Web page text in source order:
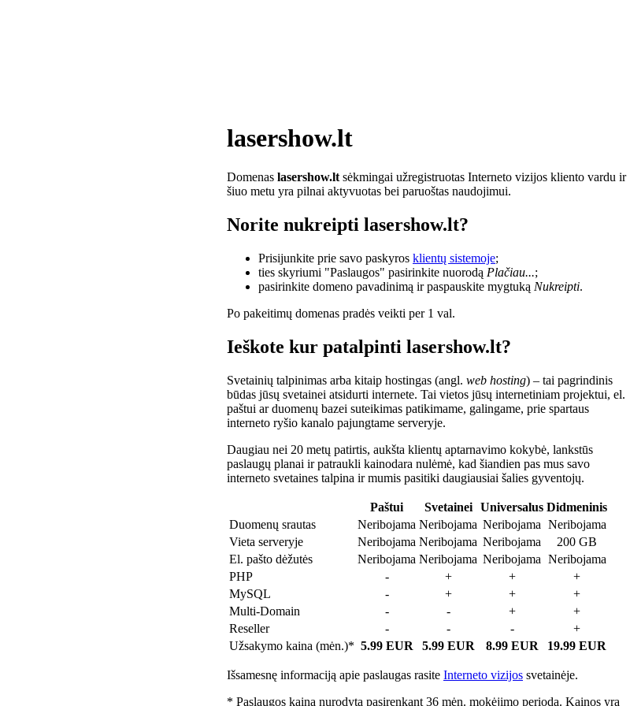
lasershow.lt
Domenas lasershow.lt sėkmingai užregistruotas Interneto vizijos kliento vardu ir
šiuo metu yra pilnai aktyvuotas bei paruoštas naudojimui.
Norite nukreipti lasershow.lt?
Prisijunkite prie savo paskyros klientų sistemoje;
ties skyriumi "Paslaugos" pasirinkite nuorodą Plačiau...;
pasirinkite domeno pavadinimą ir paspauskite mygtuką Nukreipti.
Po pakeitimų domenas pradės veikti per 1 val.
Ieškote kur patalpinti lasershow.lt?
Svetainių talpinimas arba kitaip hostingas (angl. web hosting) – tai pagrindinis
būdas jūsų svetainei atsidurti internete. Tai vietos jūsų internetiniam projektui, el.
paštui ar duomenų bazei suteikimas patikimame, galingame, prie spartaus
interneto ryšio kanalo pajungtame serveryje.
Daugiau nei 20 metų patirtis, aukšta klientų aptarnavimo kokybė, lankstūs
paslaugų planai ir patraukli kainodara nulėmė, kad šiandien pas mus savo
interneto svetaines talpina ir mumis pasitiki daugiausiai šalies gyventojų.
Paštui Svetainei Universalus Didmeninis
Duomenų srautas
Neribojama Neribojama Neribojama Neribojama
Vieta serveryje
Neribojama Neribojama Neribojama
200 GB
El. pašto dėžutės
Neribojama Neribojama Neribojama Neribojama
PHP
- + +
+
MySQL
- + +
+
Multi-Domain
- - +
+
Reseller
- - -
+
Užsakymo kaina (mėn.)* 5.99 EUR 5.99 EUR 8.99 EUR 19.99 EUR
Išsamesnę informaciją apie paslaugas rasite Interneto vizijos svetainėje.
* Paslaugos kaina nurodyta pasirenkant 36 mėn. mokėjimo periodą. Kainos yra